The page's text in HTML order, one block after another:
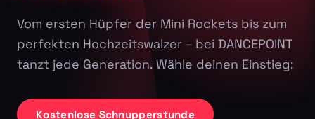
Vom ersten Hüpfer der Mini Rockets bis zum
perfekten Hochzeitswalzer – bei DANCEPOINT
tanzt jede Generation. Wähle deinen Einstieg:
Kostenlose Schnupperstunde